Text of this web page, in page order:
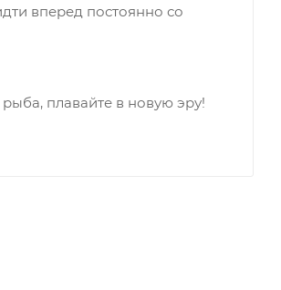
вперед постоянно со
плавайте в новую эру!